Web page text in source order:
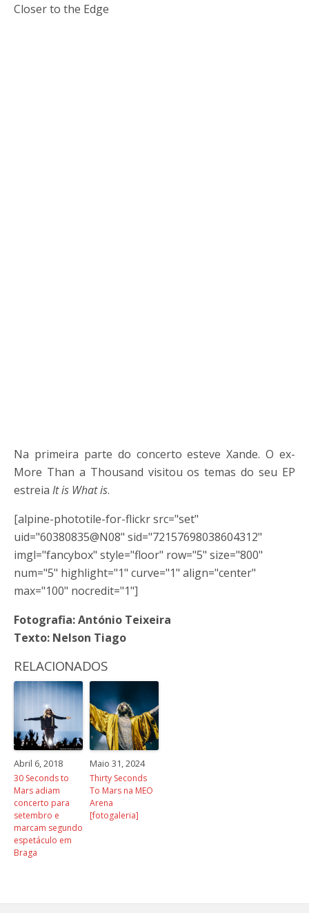
Closer to the Edge
Na primeira parte do concerto esteve Xande. O ex-
More Than a Thousand visitou os temas do seu EP
estreia It is What is.
[alpine-phototile-for-flickr src="set"
uid="60380835@N08" sid="72157698038604312"
imgl="fancybox" style="floor" row="5" size="800"
num="5" highlight="1" curve="1" align="center"
max="100" nocredit="1"]
Fotografia: António Teixeira
Texto: Nelson Tiago
RELACIONADOS
Abril 6, 2018
30 Seconds to
Mars adiam
concerto para
setembro e
marcam segundo
espetáculo em
Braga
Maio 31, 2024
Thirty Seconds
To Mars na MEO
Arena
[fotogaleria]